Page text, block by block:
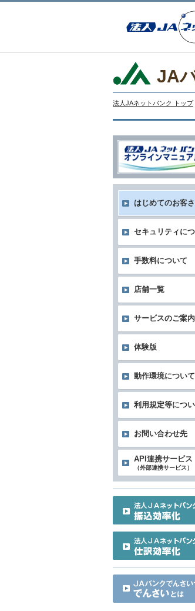
JA
法人JAネットバンク トップ
はじめてのお客
セキュリティに
手数料について
店舗一覧
サービスのご案内
体験版
動作環境について
利用規定等につ
お問い合わせ先
API連携サービス
（外部連携サービス）